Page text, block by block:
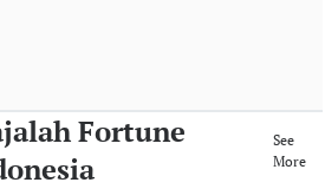
Fortune
See
More